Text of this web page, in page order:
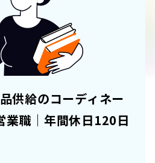
供給のコーディネー
業職｜年間休日120日